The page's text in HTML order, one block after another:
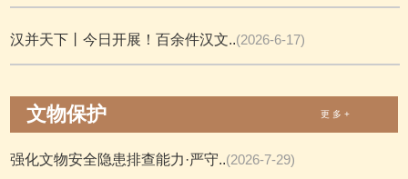
汉并天下丨今日开展！百余件汉文..(2026-6-17)
文物保护 更 多 +
强化文物安全隐患排查能力·严守..(2026-7-29)